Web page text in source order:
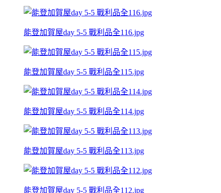
能登加賀屋day 5-5 戰利品全116.jpg
能登加賀屋day 5-5 戰利品全115.jpg
能登加賀屋day 5-5 戰利品全114.jpg
能登加賀屋day 5-5 戰利品全113.jpg
能登加賀屋day 5-5 戰利品全112.jpg